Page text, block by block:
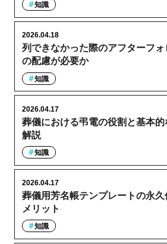
知識
列できなかった際のアフターフ
の配慮が必要か
2026.04.18
知識
葬儀における弔電の役割と基本
解説
2026.04.17
知識
葬儀用芳名帳テンプレートの永
メリット
2026.04.17
知識